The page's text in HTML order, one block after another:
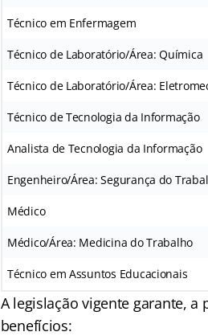
Técnico em Enfermagem
Técnico de Laboratório/Área: Química
Técnico de Laboratório/Área:
Técnico de Tecnologia da Informação
Analista de Tecnologia da Informação
Engenheiro/Área: Segurança do
Médico
Médico/Área: Medicina do Trabalho
Técnico em Assuntos Educacionais
A legislação vigente garante,
benefícios: